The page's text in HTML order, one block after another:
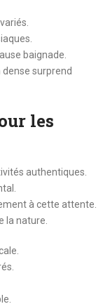
baignade.
surprend
les
authentiques.
à cette attente.
la nature.